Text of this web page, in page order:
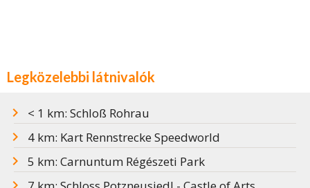
Legközelebbi látnivalók
< 1 km: Schloß Rohrau
4 km: Kart Rennstrecke Speedworld
5 km: Carnuntum Régészeti Park